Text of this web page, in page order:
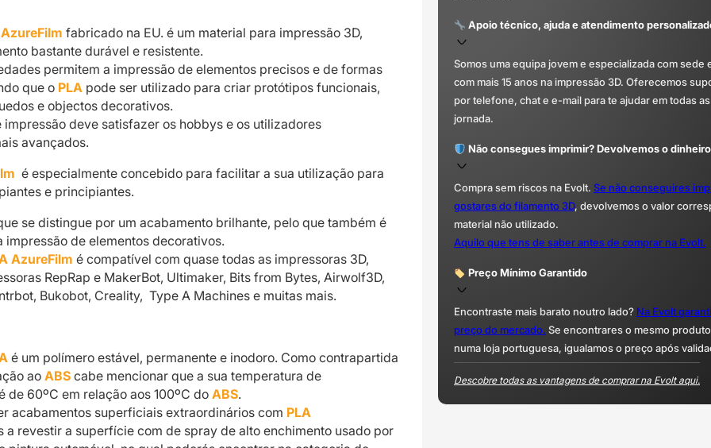
fabricado na EU. é um material para impressão 3D,
bastante durável e resistente.
permitem a impressão de elementos precisos e de formas
que o PLA pode ser utilizado para criar protótipos funcionais,
e objectos decorativos.
deve satisfazer os hobbys e os utilizadores
avançados.
é especialmente concebido para facilitar a sua utilização para
e principiantes.
se distingue por um acabamento brilhante, pelo que também é
impressão de elementos decorativos.
AzureFilm é compatível com quase todas as impressoras 3D,
RepRap e MakerBot, Ultimaker, Bits from Bytes, Airwolf3D,
Bukobot, Creality, Type A Machines e muitas mais.
é um polímero estável, permanente e inodoro. Como contrapartida
ao ABS cabe mencionar que a sua temperatura de
de 60ºC em relação aos 100ºC do ABS.
acabamentos superficiais extraordinários com PLA
a revestir a superfície com de spray de alto enchimento usado por
Apoio técnico, ajuda e atendimento
Somos uma equipa jovem e especializada com sede
com mais 15 anos na impressão 3D. Oferecemos
por telefone, chat e e-mail para te ajudar em todas
jornada.
Não consegues imprimir? Devolvemos o
Compra sem riscos na Evolt. Se não conseguires
gostares do filamento 3D, devolvemos o valor
material não utilizado.
Aquilo que tens de saber antes de comprar na Evolt.
Preço Mínimo Garantido
Encontraste mais barato noutro lado? Na Evolt
preço do mercado. Se encontrares o mesmo
numa loja portuguesa, igualamos o preço após
Descobre todas as vantagens de comprar na Evolt aqui.